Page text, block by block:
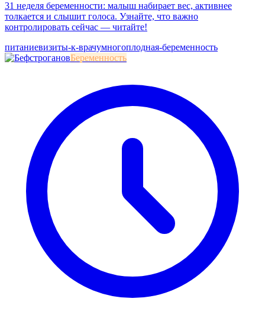
31 неделя беременности: малыш набирает вес, активнее
толкается и слышит голоса. Узнайте, что важно
контролировать сейчас — читайте!
питаниевизиты-к-врачумногоплодная-беременность
Беременность